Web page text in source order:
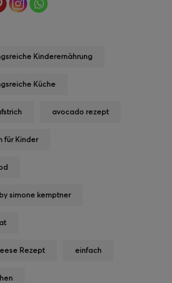
Kinderernährung
Küche
avocado rezept
für Kinder
simone kemptner
Rezept einfach